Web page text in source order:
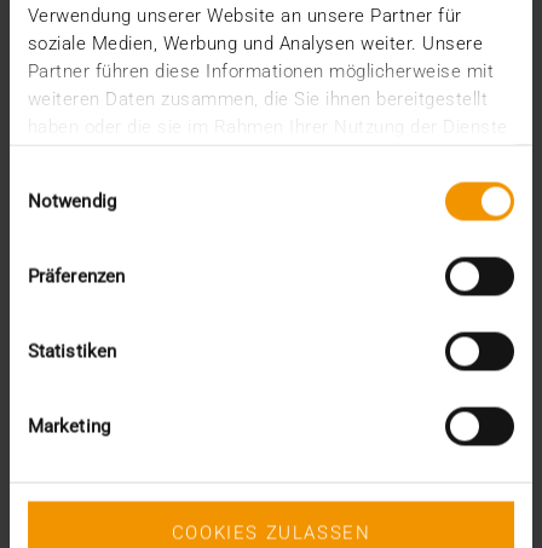
Verwendung unserer Website an unsere Partner für
soziale Medien, Werbung und Analysen weiter. Unsere
Partner führen diese Informationen möglicherweise mit
weiteren Daten zusammen, die Sie ihnen bereitgestellt
haben oder die sie im Rahmen Ihrer Nutzung der Dienste
Notwendig
Präferenzen
Statistiken
Marketing
COOKIES ZULASSEN
2025
Dezember (5)
November (3)
Oktober (2)
Juni (1)
März (2)
Januar (2)
November (1)
Juli (3)
Juni (3)